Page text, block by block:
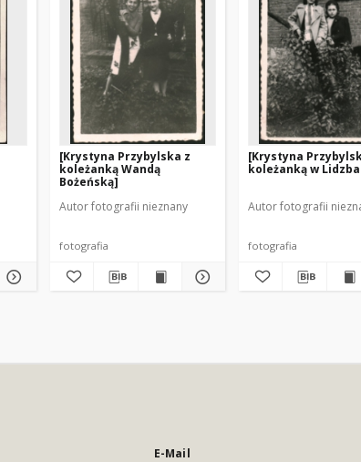
[Krystyna Przybylska z
koleżanką Wandą
Bożeńską]
Autor fotografii nieznany
fotografia
[Krystyna
koleżanką w
Autor fotografii
fotografia
E-Mail